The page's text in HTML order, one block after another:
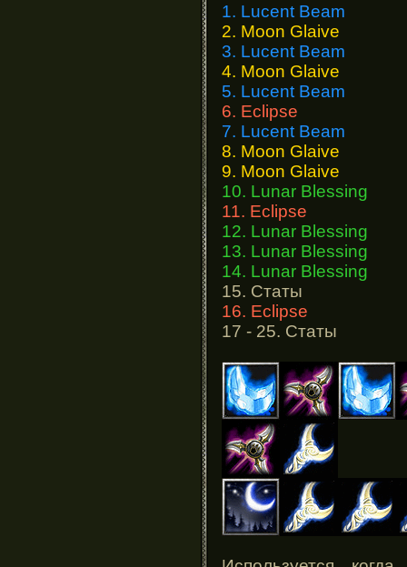
1. Lucent Beam
2. Moon Glaive
3. Lucent Beam
4. Moon Glaive
5. Lucent Beam
6. Eclipse
7. Lucent Beam
8. Moon Glaive
9. Moon Glaive
10. Lunar Blessing
11. Eclipse
12. Lunar Blessing
13. Lunar Blessing
14. Lunar Blessing
15. Статы
16. Eclipse
17 - 25. Статы